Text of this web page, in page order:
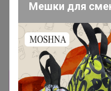
(Попкорн с карамелью)
1000г, Зерно
Мешки для